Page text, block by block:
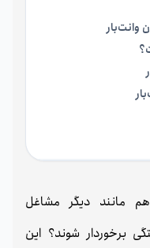
وانت‌بار
هم مانند دیگر مشاغل
برخوردار شوند؟ این